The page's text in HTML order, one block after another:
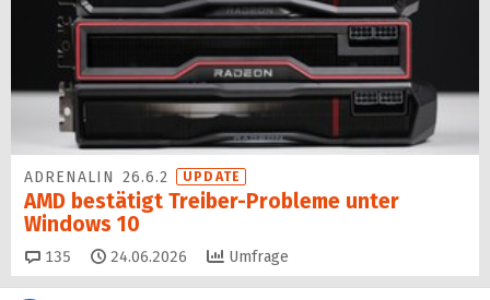
ADRENALIN 26.6.2 UPDATE
AMD bestätigt Treiber-Probleme unter
Windows 10
135 Kommentare
24.06.2026 Umfrage